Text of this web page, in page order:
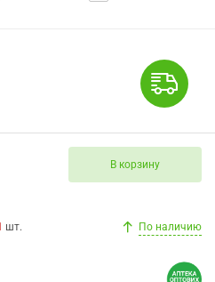
В корзину
шт. По наличию